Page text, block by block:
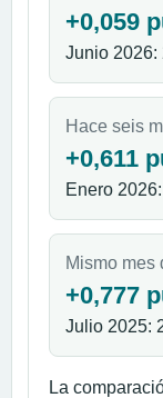
+0,059
Junio 2026:
Hace seis
+0,611
Enero
Mismo mes
+0,777
Julio 2025:
La